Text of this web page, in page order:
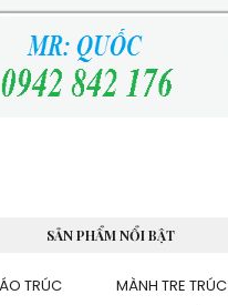
SẢN PHẨM NỔI BẬT
TRÚC
MÀNH TRE TRÚC